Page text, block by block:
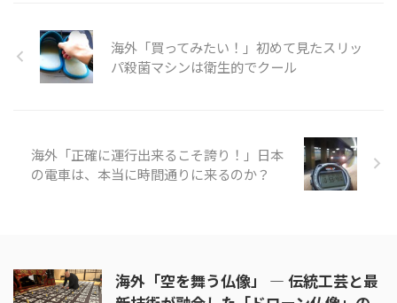
ガイドをつける必要がある。今回
の旅は、小笠原の歴史についても
触れている。また、自然保護のた
め、靴についた砂や種を落とす必
小笠原」の様子を見てみましょ
う。 引 ...
海外「買ってみたい！」初めて見たスリッ
パ殺菌マシンは衛生的でクール
海外「正確に運行出来るこそ誇り！」日本
の電車は、本当に時間通りに来るのか？
海外「空を舞う仏像」 ― 伝統工芸と最